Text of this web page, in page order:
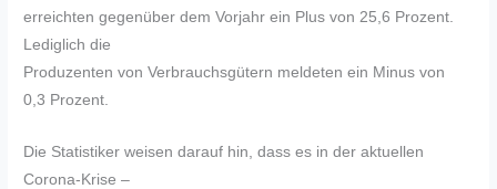
erreichten gegenüber dem Vorjahr ein Plus von 25,6 Prozent.
Lediglich die
Produzenten von Verbrauchsgütern meldeten ein Minus von
0,3 Prozent.
Die Statistiker weisen darauf hin, dass es in der aktuellen
Corona-Krise –